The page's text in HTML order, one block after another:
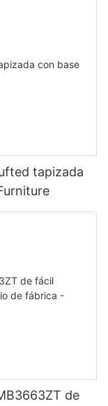
tapizada
de